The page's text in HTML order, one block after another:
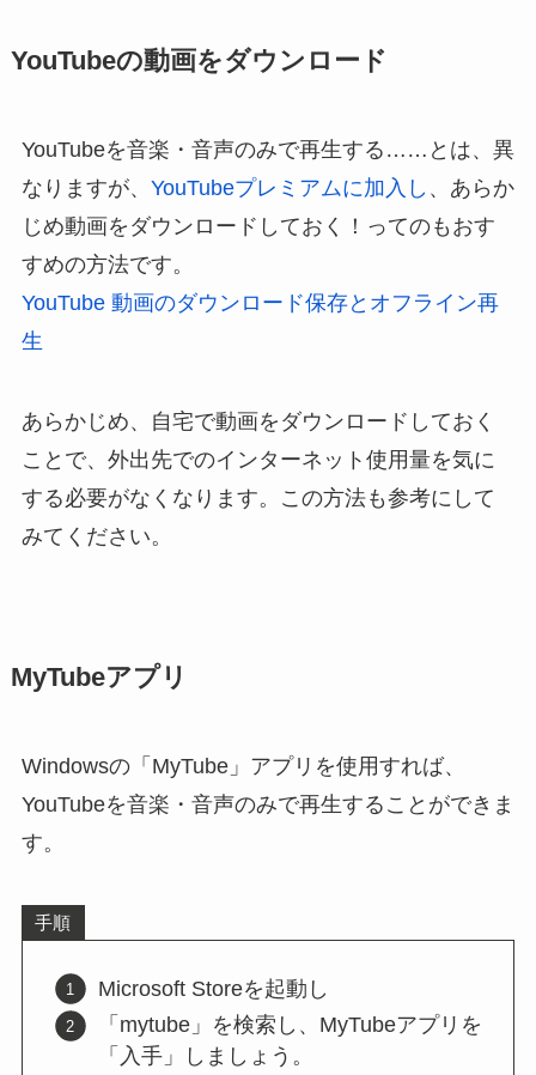
YouTubeの動画をダウンロード
YouTubeを音楽・音声のみで再生する……とは、異
なりますが、 YouTubeプレミアムに加入し 、あらか
じめ動画をダウンロードしておく！ってのもおす
すめの方法です。
YouTube 動画のダウンロード保存とオフライン再
生
あらかじめ、自宅で動画をダウンロードしておく
ことで、外出先でのインターネット使用量を気に
する必要がなくなります。この方法も参考にして
みてください。
MyTubeアプリ
Windowsの「MyTube」アプリを使用すれば、
YouTubeを音楽・音声のみで再生することができま
す。
手順
Microsoft Storeを起動し
「mytube」を検索し、MyTubeアプリを
「入手」しましょう。